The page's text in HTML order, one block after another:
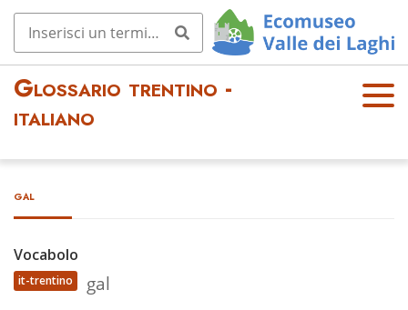
Glossario trentino -
italiano
OPE
gal
Vocabolo
it-trentino gal